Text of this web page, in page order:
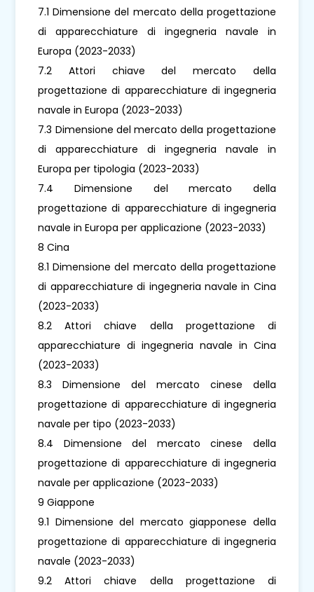
7.1 Dimensione del mercato della progettazione
di apparecchiature di ingegneria navale in
Europa (2023-2033)
7.2 Attori chiave del mercato della
progettazione di apparecchiature di ingegneria
navale in Europa (2023-2033)
7.3 Dimensione del mercato della progettazione
di apparecchiature di ingegneria navale in
Europa per tipologia (2023-2033)
7.4 Dimensione del mercato della
progettazione di apparecchiature di ingegneria
navale in Europa per applicazione (2023-2033)
8 Cina
8.1 Dimensione del mercato della progettazione
di apparecchiature di ingegneria navale in Cina
(2023-2033)
8.2 Attori chiave della progettazione di
apparecchiature di ingegneria navale in Cina
(2023-2033)
8.3 Dimensione del mercato cinese della
progettazione di apparecchiature di ingegneria
navale per tipo (2023-2033)
8.4 Dimensione del mercato cinese della
progettazione di apparecchiature di ingegneria
navale per applicazione (2023-2033)
9 Giappone
9.1 Dimensione del mercato giapponese della
progettazione di apparecchiature di ingegneria
navale (2023-2033)
9.2 Attori chiave della progettazione di